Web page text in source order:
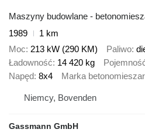
Maszyny budowlane -
1989
1 km
Moc 213 kW (290 KM) Paliwo
Ładowność 14 420 kg
Napęd 8x4 Marka
Niemcy, Bovenden
Gassmann GmbH